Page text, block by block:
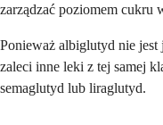
zarządzać poziomem cukru
Ponieważ albiglutyd nie
zaleci inne leki z tej samej
semaglutyd lub liraglutyd.